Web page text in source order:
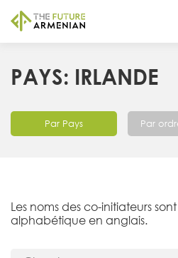
PAYS: IRLANDE
Par Pays Par
Les noms des co-initiateurs
alphabétique en anglais.